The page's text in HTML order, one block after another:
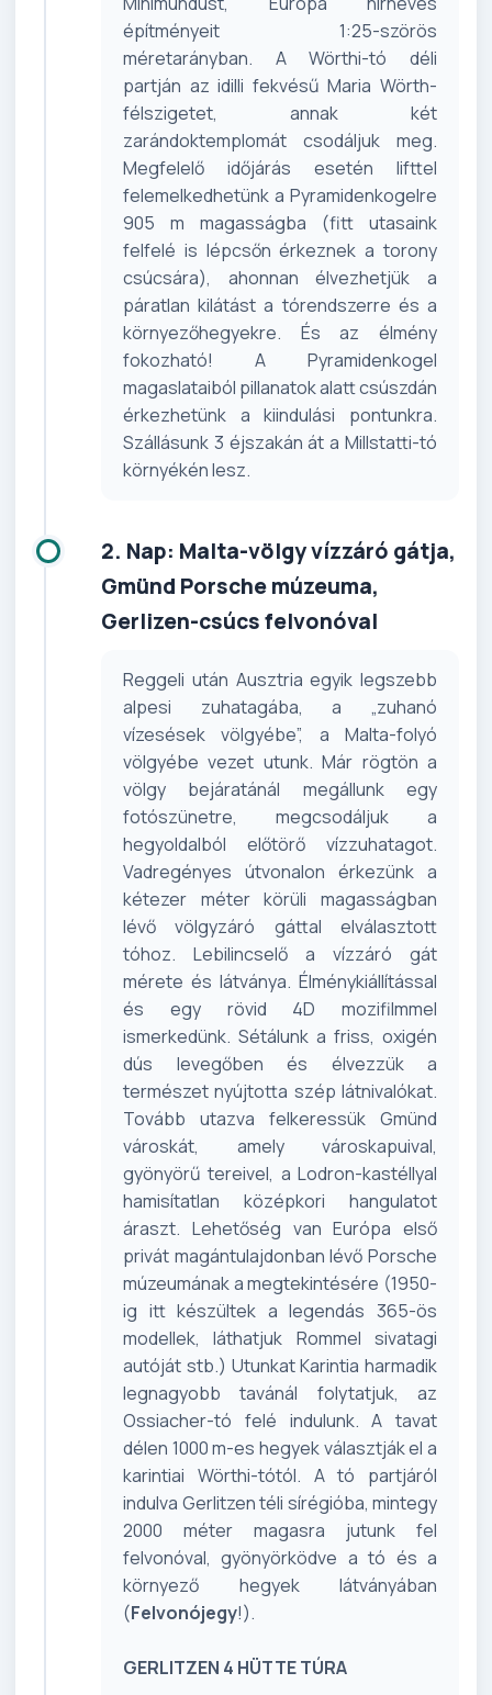
építményeit 1:25-szörös
méretarányban. A Wörthi-tó déli
partján az idilli fekvésű Maria Wörth-
félszigetet, annak két
zarándoktemplomát csodáljuk meg.
Megfelelő időjárás esetén lifttel
felemelkedhetünk a Pyramidenkogelre
905 m magasságba (fitt utasaink
felfelé is lépcsőn érkeznek a torony
csúcsára), ahonnan élvezhetjük a
páratlan kilátást a tórendszerre és a
környezőhegyekre. És az élmény
fokozható! A Pyramidenkogel
magaslataiból pillanatok alatt csúszdán
érkezhetünk a kiindulási pontunkra.
Szállásunk 3 éjszakán át a Millstatti-tó
környékén lesz.
2. Nap: Malta-völgy vízzáró gátja,
Gmünd Porsche múzeuma,
Gerlizen-csúcs felvonóval
Reggeli után Ausztria egyik legszebb
alpesi zuhatagába, a „zuhanó
vízesések völgyébe”, a Malta-folyó
völgyébe vezet utunk. Már rögtön a
völgy bejáratánál megállunk egy
fotószünetre, megcsodáljuk a
hegyoldalból előtörő vízzuhatagot.
Vadregényes útvonalon érkezünk a
kétezer méter körüli magasságban
lévő völgyzáró gáttal elválasztott
tóhoz. Lebilincselő a vízzáró gát
mérete és látványa. Élménykiállítással
és egy rövid 4D mozifilmmel
ismerkedünk. Sétálunk a friss, oxigén
dús levegőben és élvezzük a
természet nyújtotta szép látnivalókat.
Tovább utazva felkeressük Gmünd
városkát, amely városkapuival,
gyönyörű tereivel, a Lodron-kastéllyal
hamisítatlan középkori hangulatot
áraszt. Lehetőség van Európa első
privát magántulajdonban lévő Porsche
múzeumának a megtekintésére (1950-
ig itt készültek a legendás 365-ös
modellek, láthatjuk Rommel sivatagi
autóját stb.) Utunkat Karintia harmadik
legnagyobb tavánál folytatjuk, az
Ossiacher-tó felé indulunk. A tavat
délen 1000 m-es hegyek választják el a
karintiai Wörthi-tótól. A tó partjáról
indulva Gerlitzen téli sírégióba, mintegy
2000 méter magasra jutunk fel
felvonóval, gyönyörködve a tó és a
környező hegyek látványában
(Felvonójegy!).
GERLITZEN 4 HÜTTE TÚRA